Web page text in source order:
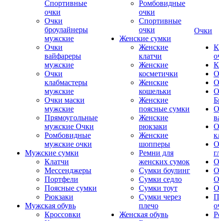
Спортивные
очки
Очки
броулайнеры
мужские
Очки
вайфареры
мужские
Очки
клабмастеры
мужские
Очки маски
мужские
Прямоугольные
мужские Очки
Ромбовидные
мужские очки
Мужские сумки
Клатчи
Мессенджеры
Портфели
Поясные сумки
Рюкзаки
Мужская обувь
Кроссовки
Ромбовидные
очки
Спортивные
очки
Женские сумки
Женские
клатчи
Женские
косметички
Женские
кошельки
Женские
поясные сумки
Женские
рюкзаки
Женские
шопперы
Ремни для
женских сумок
Сумки боулинг
Сумки седло
Сумки тоут
Сумки через
плечо
Женская обувь
Очки